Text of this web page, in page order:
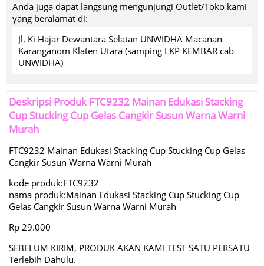
Anda juga dapat langsung mengunjungi Outlet/Toko kami
yang beralamat di:
Jl. Ki Hajar Dewantara Selatan UNWIDHA Macanan
Karanganom Klaten Utara (samping LKP KEMBAR cab
UNWIDHA)
Deskripsi ProdukFTC9232 Mainan Edukasi Stacking
Cup Stucking Cup Gelas Cangkir Susun Warna Warni
Murah
FTC9232 Mainan Edukasi Stacking Cup Stucking Cup Gelas
Cangkir Susun Warna Warni Murah
kode produk:FTC9232
nama produk:Mainan Edukasi Stacking Cup Stucking Cup
Gelas Cangkir Susun Warna Warni Murah
Rp 29.000
SEBELUM KIRIM, PRODUK AKAN KAMI TEST SATU PERSATU
Terlebih Dahulu.